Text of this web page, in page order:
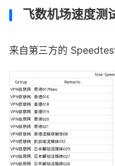
飞数机场速度测
来自第三方的